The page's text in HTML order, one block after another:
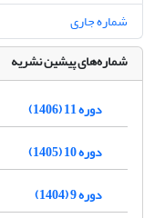
شماره جاری
شماره‌های پیشین نشریه
دوره 11 (1406)
دوره 10 (1405)
دوره 9 (1404)